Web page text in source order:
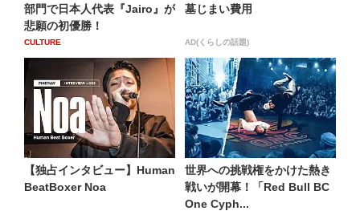
部門で日本人代表『Jairo』が
悲願の初優勝！
CULTURE
墓じまい費用
AD(くらしの話題)
【独占インタビュー】Human
BeatBoxer Noa
世界への挑戦権をかけた熱き
戦いが開幕！「Red Bull BC
One Cyph...